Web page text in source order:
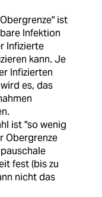
ist
Infektion
Infizierte
kann. Je
Infizierten
es, das
ist "so wenig
Obergrenze
fest (bis zu
nicht das